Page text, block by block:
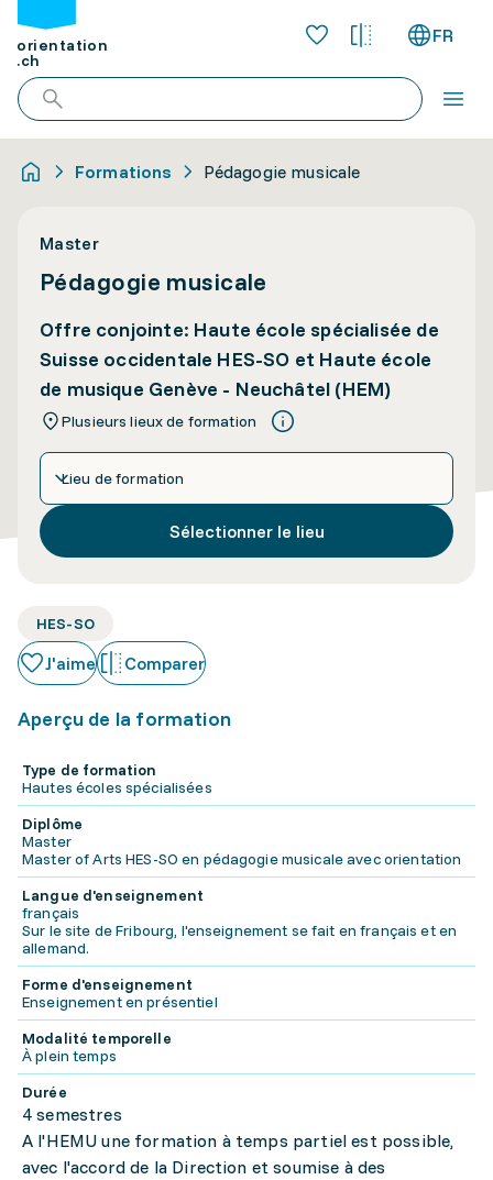
orientation
.ch
FR
Formations Pédagogie musicale
Master
Pédagogie musicale
Offre conjointe: Haute école spécialisée de
Suisse occidentale HES-SO et Haute école
de musique Genève - Neuchâtel (HEM)
Plusieurs lieux de formation
Lieu de formation
Sélectionner le lieu
HES-SO
J'aime Comparer
Aperçu de la formation
Type de formation
Hautes écoles spécialisées
Diplôme
Master
Master of Arts HES-SO en pédagogie musicale avec orientation
Langue d'enseignement
français
Sur le site de Fribourg, l'enseignement se fait en français et en
allemand.
Forme d'enseignement
Enseignement en présentiel
Modalité temporelle
À plein temps
Durée
4 semestres
A l'HEMU une formation à temps partiel est possible,
avec l'accord de la Direction et soumise à des